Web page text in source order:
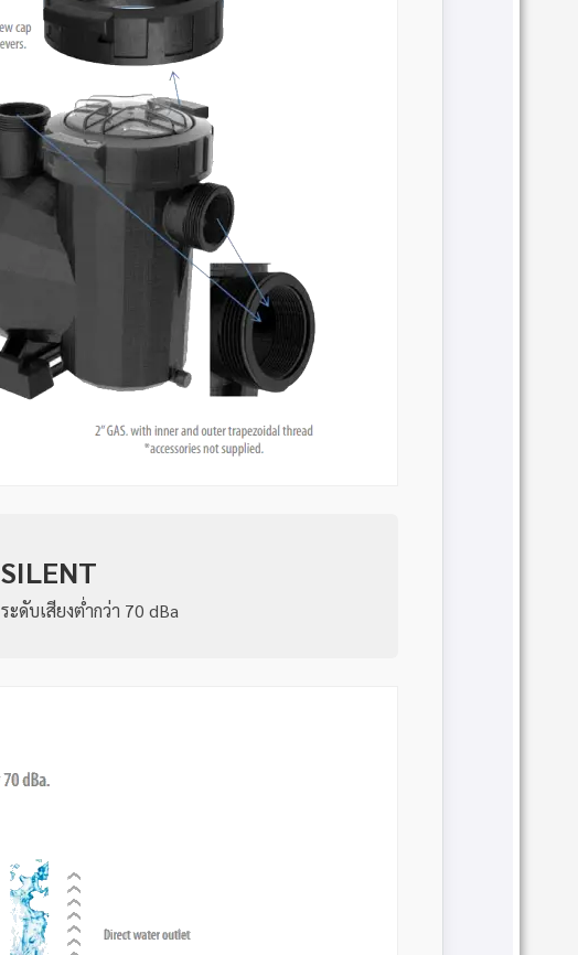
SILENT
ระดับเสียงต่ำกว่า 70 dBa